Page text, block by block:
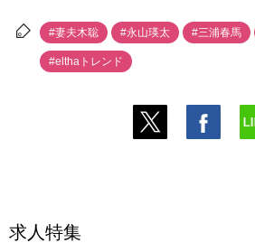
#妻夫木聡 #永山瑛太 #三浦春馬
#elthaトレンド
求人特集